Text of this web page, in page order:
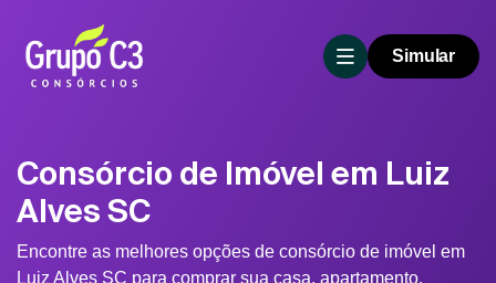
Simular
Consórcio de Imóvel em Luiz
Alves SC
Encontre as melhores opções de consórcio de imóvel em
Luiz Alves SC para comprar sua casa, apartamento,